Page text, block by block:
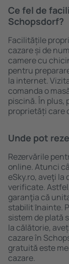
Ce fel de
Schopsdorf?
Facilitățile
cazare și de
camere cu
pentru
la internet.
comanda o
piscină. În plus,
proprietăți care
Unde pot
Rezervările
online. Atunci
eSky.ro, aveţi
verificate.
garanţia că
stabilit ȋnainte.
sistem de plată
la călătorie,
cazare în
gratuită este
cazare.